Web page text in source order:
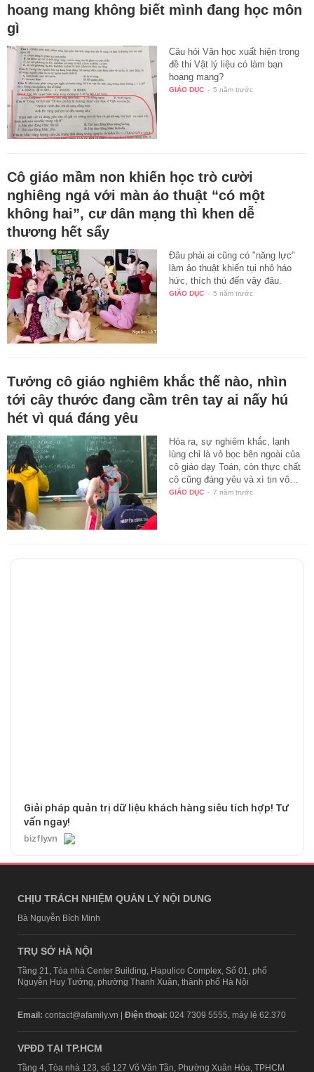
hoang mang không biết mình đang học môn
gì
Câu hỏi Văn học xuất hiện trong
đề thi Vật lý liệu có làm bạn
hoang mang?
GIÁO DỤC - 5 năm trước
Cô giáo mầm non khiến học trò cười
nghiêng ngả với màn ảo thuật “có một
không hai”, cư dân mạng thì khen dễ
thương hết sẩy
Đâu phải ai cũng có "năng lực"
làm ảo thuật khiến tụi nhỏ háo
hức, thích thú đến vậy đâu.
GIÁO DỤC - 5 năm trước
Tưởng cô giáo nghiêm khắc thế nào, nhìn
tới cây thước đang cầm trên tay ai nấy hú
hét vì quá đáng yêu
Hóa ra, sự nghiêm khắc, lạnh
lùng chỉ là vỏ bọc bên ngoài của
cô giáo dạy Toán, còn thực chất
cô cũng đáng yêu và xì tin vô…
GIÁO DỤC - 7 năm trước
Giải pháp quản trị dữ liệu khách hàng siêu tích hợp! Tư
vấn ngay!
bizfly.vn
CHỊU TRÁCH NHIỆM QUẢN LÝ NỘI DUNG
Bà Nguyễn Bích Minh
TRỤ SỞ HÀ NỘI
Tầng 21, Tòa nhà Center Building, Hapulico Complex, Số 01, phố
Nguyễn Huy Tưởng, phường Thanh Xuân, thành phố Hà Nội
Email: contact@afamily.vn | Điện thoại: 024 7309 5555, máy lẻ 62.370
VPĐD TẠI TP.HCM
Tầng 4, Tòa nhà 123, số 127 Võ Văn Tần, Phường Xuân Hòa, TPHCM